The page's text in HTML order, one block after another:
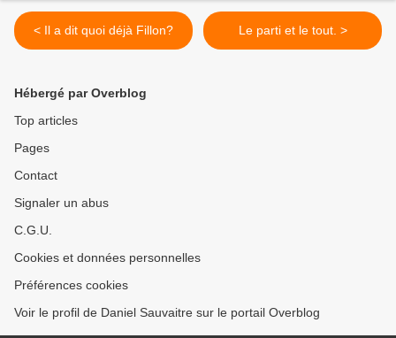
< Il a dit quoi déjà Fillon? Le parti et le tout. >
Hébergé par Overblog
Top articles
Pages
Contact
Signaler un abus
C.G.U.
Cookies et données personnelles
Préférences cookies
Voir le profil de Daniel Sauvaitre sur le portail Overblog